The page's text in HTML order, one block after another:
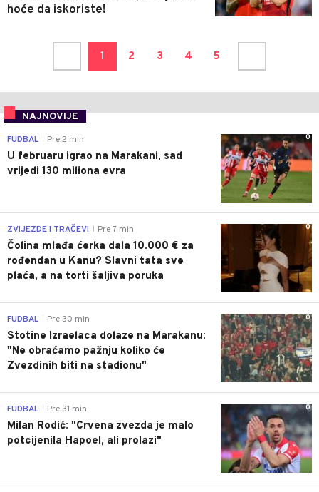
hoće da iskoriste!
1 2 3 4 5
NAJNOVIJE
0
FUDBAL Pre 2 min
U februaru igrao na Marakani, sad
vrijedi 130 miliona evra
0
ZVIJEZDE I TRAČEVI Pre 7 min
Čolina mlađa ćerka dala 10.000 € za
rođendan u Kanu? Slavni tata sve
plaća, a na torti šaljiva poruka
0
FUDBAL Pre 30 min
Stotine Izraelaca dolaze na Marakanu:
"Ne obraćamo pažnju koliko će
Zvezdinih biti na stadionu"
0
FUDBAL Pre 31 min
Milan Rodić: "Crvena zvezda je malo
potcijenila Hapoel, ali prolazi"